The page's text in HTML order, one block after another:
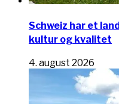
Schweiz har et
kultur og kvalitet
4. august 2026